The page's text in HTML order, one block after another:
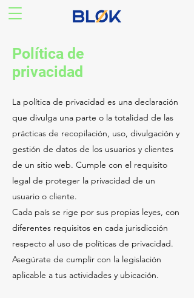
Política de
privacidad
La política de privacidad es una declaración
que divulga una parte o la totalidad de las
prácticas de recopilación, uso, divulgación y
gestión de datos de los usuarios y clientes
de un sitio web. Cumple con el requisito
legal de proteger la privacidad de un
usuario o cliente.
Cada país se rige por sus propias leyes, con
diferentes requisitos en cada jurisdicción
respecto al uso de políticas de privacidad.
Asegúrate de cumplir con la legislación
aplicable a tus actividades y ubicación.